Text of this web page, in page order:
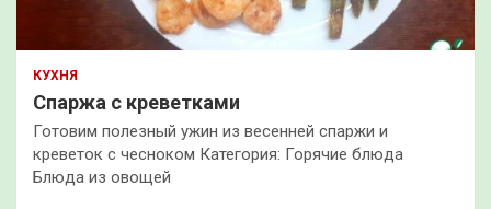
КУХНЯ
Спаржа с креветками
Готовим полезный ужин из весенней спаржи и
креветок с чесноком Категория: Горячие блюда
Блюда из овощей